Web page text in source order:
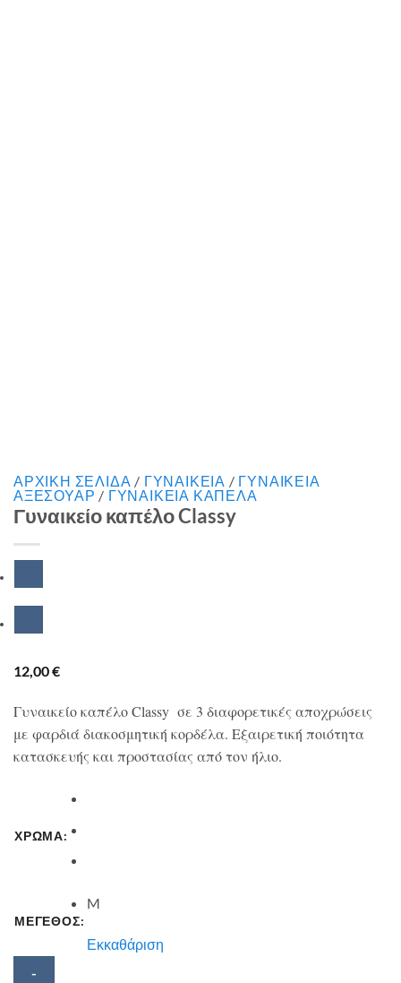
ΑΡΧΙΚΉ ΣΕΛΊΔΑ / ΓΥΝΑΙΚΕΙΑ / ΓΥΝΑΙΚΕΙΑ
ΑΞΕΣΟΥΑΡ / ΓΥΝΑΙΚΕΙΑ ΚΑΠΕΛΑ
Γυναικείο καπέλο Classy
12,00€
Γυναικείο καπέλο Classy σε 3 διαφορετικές αποχρώσεις
με φαρδιά διακοσμητική κορδέλα. Εξαιρετική ποιότητα
κατασκευής και προστασίας από τον ήλιο.
ΧΡΩΜΑ:
ΜΕΓΕΘΟΣ:
M
Εκκαθάριση